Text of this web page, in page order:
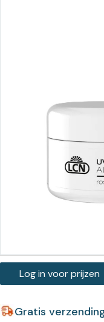
Log in voor prijzen
Gratis